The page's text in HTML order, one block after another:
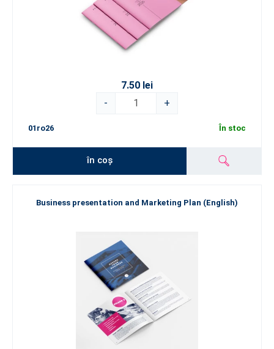
7.50 lei
-
+
01ro26 În stoc
în coș
Business presentation and Marketing Plan (English)